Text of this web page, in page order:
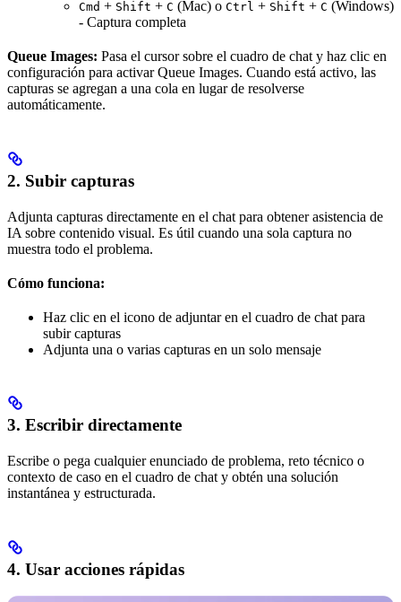
Cmd + Shift + C (Mac) o Ctrl + Shift + C (Windows)
- Captura completa
Queue Images: Pasa el cursor sobre el cuadro de chat y haz clic en
configuración para activar Queue Images. Cuando está activo, las
capturas se agregan a una cola en lugar de resolverse
automáticamente.
2. Subir capturas
Adjunta capturas directamente en el chat para obtener asistencia de
IA sobre contenido visual. Es útil cuando una sola captura no
muestra todo el problema.
Cómo funciona:
Haz clic en el icono de adjuntar en el cuadro de chat para
subir capturas
Adjunta una o varias capturas en un solo mensaje
3. Escribir directamente
Escribe o pega cualquier enunciado de problema, reto técnico o
contexto de caso en el cuadro de chat y obtén una solución
instantánea y estructurada.
4. Usar acciones rápidas